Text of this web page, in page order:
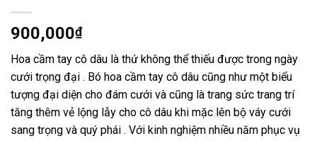
900,000₫
Hoa cầm tay cô dâu là thứ không thể thiếu được trong ngày
cưới trọng đại . Bó hoa cầm tay cô dâu cũng như một biểu
tượng đại diện cho đám cưới và cũng là trang sức trang trí
tăng thêm vẻ lộng lẫy cho cô dâu khi mặc lên bộ váy cưới
sang trọng và quý phái . Với kinh nghiệm nhiều năm phục vụ